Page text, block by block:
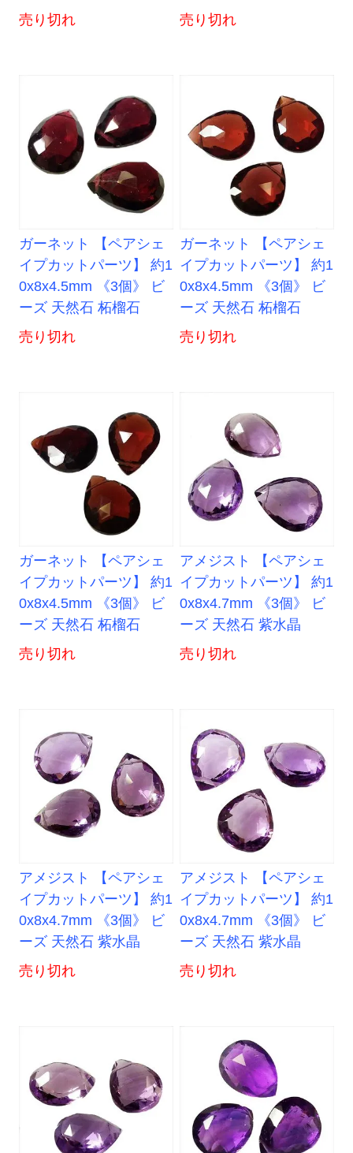
売り切れ
売り切れ
ガーネット 【ペアシェ
イプカットパーツ】 約1
0x8x4.5mm 《3個》 ビ
ーズ 天然石 柘榴石
売り切れ
ガーネット 【ペアシェ
イプカットパーツ】 約1
0x8x4.5mm 《3個》 ビ
ーズ 天然石 柘榴石
売り切れ
ガーネット 【ペアシェ
イプカットパーツ】 約1
0x8x4.5mm 《3個》 ビ
ーズ 天然石 柘榴石
売り切れ
アメジスト 【ペアシェ
イプカットパーツ】 約1
0x8x4.7mm 《3個》 ビ
ーズ 天然石 紫水晶
売り切れ
アメジスト 【ペアシェ
イプカットパーツ】 約1
0x8x4.7mm 《3個》 ビ
ーズ 天然石 紫水晶
売り切れ
アメジスト 【ペアシェ
イプカットパーツ】 約1
0x8x4.7mm 《3個》 ビ
ーズ 天然石 紫水晶
売り切れ